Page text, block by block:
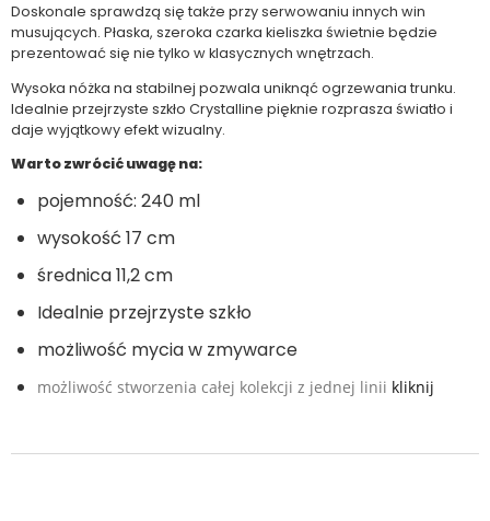
Doskonale sprawdzą się także przy serwowaniu innych win
musujących. Płaska, szeroka czarka kieliszka świetnie będzie
prezentować się nie tylko w klasycznych wnętrzach.
Wysoka nóżka na stabilnej pozwala uniknąć ogrzewania trunku.
Idealnie przejrzyste szkło Crystalline pięknie rozprasza światło i
daje wyjątkowy efekt wizualny.
Warto zwrócić uwagę na:
pojemność: 240 ml
wysokość 17 cm
średnica 11,2 cm
Idealnie przejrzyste szkło
możliwość mycia w zmywarce
możliwość stworzenia całej kolekcji z jednej linii kliknij